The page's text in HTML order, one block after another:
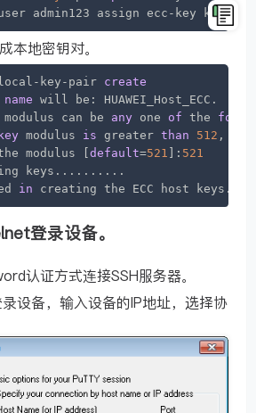
admin123 assign ecc-key
本地密钥对。
local-key-pair create
name will be: HUAWEI_Host_ECC.
modulus can be any one of the
key modulus is greater than 512 , it
modulus [ default=521 ]: 521
keys..........
in creating the ECC host keys.
登录设备。
认证方式连接SSH服务器。
设备，输入设备的IP地址，选择协